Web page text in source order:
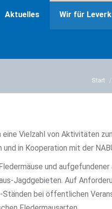
Aktuelles Wir für
Start
eine Vielzahl von Aktivitäten
in Kooperation mit der
und aufgefundener
Jagdgebieten. Auf
bei öffentlichen